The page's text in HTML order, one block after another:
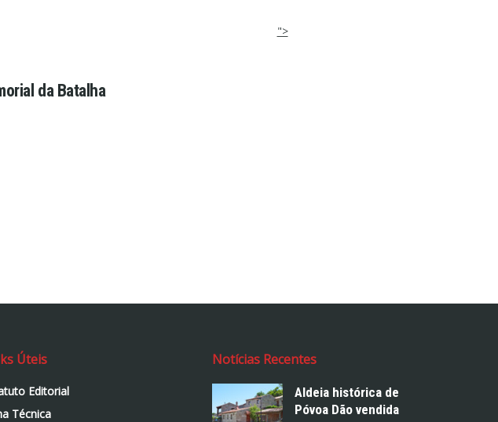
da Batalha
">
Úteis
Editorial
Técnica
Notícias Recentes
Aldeia histórica de
Póvoa Dão vendida